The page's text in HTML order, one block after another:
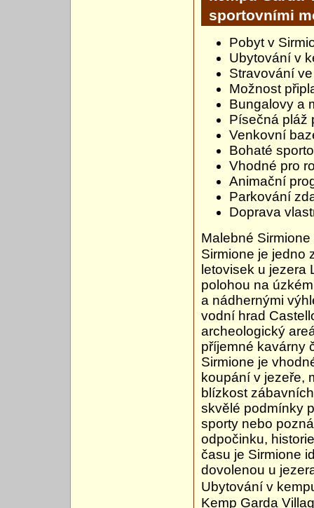
sportovními
Pobyt v
Ubytování v
Stravování
Možnost
Bungalovy a
Písečná pláž
Venkovní
Bohaté
Vhodné pro
Animační
Parkování
Doprava
Malebné
Sirmione je jedno
letovisek u jezera
polohou na
a nádhernými
vodní hrad
archeologický
příjemné kavárny
Sirmione je
koupání v jezeře,
blízkost
skvělé podmínky
sporty nebo
odpočinku,
času je Sirmione
dovolenou u
Ubytování v
Kemp Garda